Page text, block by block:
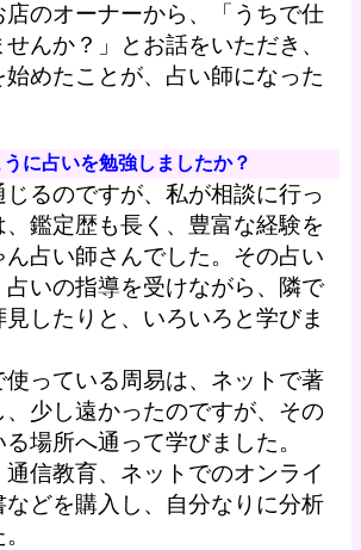
店のオーナーから、「うちで仕
んか？」とお話をいただき、
めたことが、占い師になった
に占いを勉強しましたか？
るのですが、私が相談に行っ
鑑定歴も長く、豊富な経験を
占い師さんでした。その占い
占いの指導を受けながら、隣で
したりと、いろいろと学びま
っている周易は、ネットで著
少し遠かったのですが、その
場所へ通って学びました。
信教育、ネットでのオンライ
などを購入し、自分なりに分析